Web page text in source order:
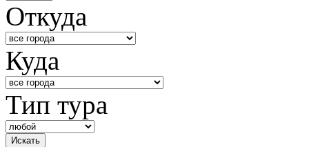
Откуда
Куда
Тип тура